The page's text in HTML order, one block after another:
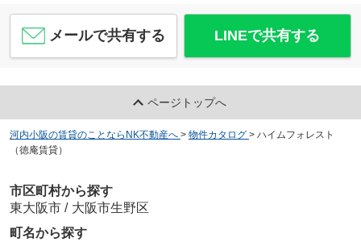
メールで共有する LINEで共有する
ページトップへ
河内小阪の賃貸のことならNK不動産へ > 物件カタログ > ハイムフォレスト
（徳庵賃貸）
市区町村から探す
東大阪市 / 大阪市生野区
町名から探す